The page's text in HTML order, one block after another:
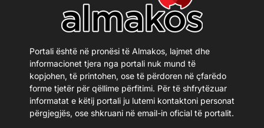
Portali është në pronësi të Almakos, lajmet dhe
informacionet tjera nga portali nuk mund të
kopjohen, të printohen, ose të përdoren në çfarëdo
forme tjetër për qëllime përfitimi. Për të shfrytëzuar
informatat e këtij portali ju lutemi kontaktoni personat
përgjegjës, ose shkruani në email-in oficial të portalit.